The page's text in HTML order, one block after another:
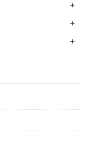
+
+
+